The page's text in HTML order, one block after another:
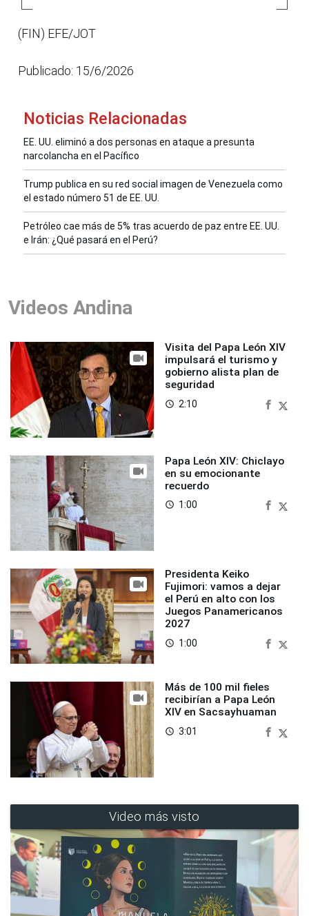
(FIN) EFE/JOT
Publicado: 15/6/2026
Noticias Relacionadas
EE. UU. eliminó a dos personas en ataque a presunta
narcolancha en el Pacífico
Trump publica en su red social imagen de Venezuela como
el estado número 51 de EE. UU.
Petróleo cae más de 5% tras acuerdo de paz entre EE. UU.
e Irán: ¿Qué pasará en el Perú?
Videos Andina
Visita del Papa León XIV
impulsará el turismo y
gobierno alista plan de
seguridad
access_time 2:10
Papa León XIV: Chiclayo
en su emocionante
recuerdo
access_time 1:00
Presidenta Keiko
Fujimori: vamos a dejar
el Perú en alto con los
Juegos Panamericanos
2027
access_time 1:00
Más de 100 mil fieles
recibirían a Papa León
XIV en Sacsayhuaman
access_time 3:01
Video más visto